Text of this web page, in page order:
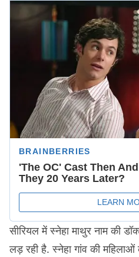
सीरियल में स्नेहा माथुर नाम की
लड़ रही है. स्नेहा गांव की